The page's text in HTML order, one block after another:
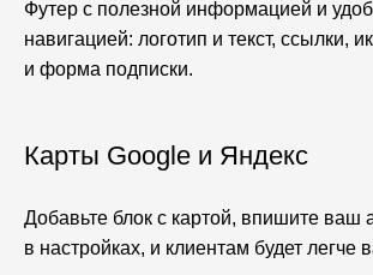
Футер с полезной информацией и
навигацией: логотип и текст, ссылки,
и форма подписки.
Карты Google и Яндекс
Добавьте блок с картой, впишите ваш
в настройках, и клиентам будет легче